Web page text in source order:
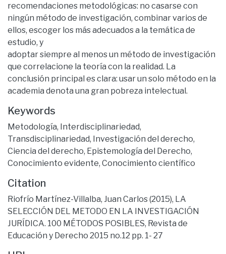
recomendaciones metodológicas: no casarse con
ningún método de investigación, combinar varios de
ellos, escoger los más adecuados a la temática de
estudio, y
adoptar siempre al menos un método de investigación
que correlacione la teoría con la realidad. La
conclusión principal es clara: usar un solo método en la
academia denota una gran pobreza intelectual.
Keywords
Metodología, Interdisciplinariedad,
Transdisciplinariedad, Investigación del derecho,
Ciencia del derecho, Epistemología del Derecho,
Conocimiento evidente, Conocimiento científico
Citation
Riofrío Martínez-Villalba, Juan Carlos (2015), LA
SELECCIÓN DEL METODO EN LA INVESTIGACIÓN
JURÍDICA. 100 MÉTODOS POSIBLES, Revista de
Educación y Derecho 2015 no.12 pp. 1- 27